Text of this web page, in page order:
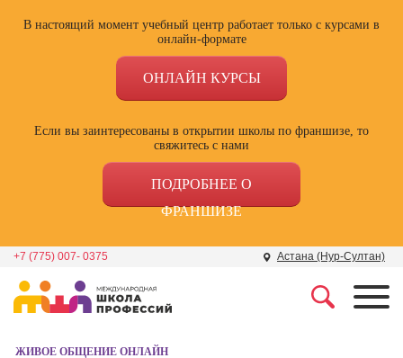
В настоящий момент учебный центр работает только с курсами в
онлайн-формате
ОНЛАЙН КУРСЫ
Если вы заинтересованы в открытии школы по франшизе, то
свяжитесь с нами
ПОДРОБНЕЕ О
ФРАНШИЗЕ
+7 (775) 007- 0375 Астана (Нур-Султан)
ЖИВОЕ ОБЩЕНИЕ ОНЛАЙН